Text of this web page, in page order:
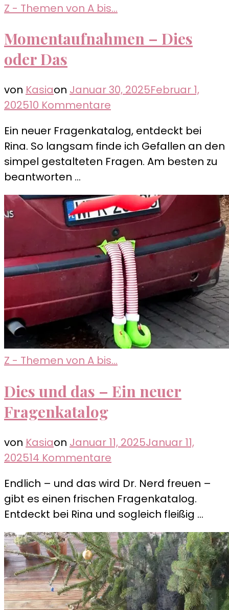
Z - Themen von A bis...
Momentaufnahmen – Dies
oder Das
von Kasiaon Januar 30, 2025Februar 1,
202510 Kommentare
–
Dies
oder
Ein neuer Fragenkatalog, entdeckt bei
Rina. So langsam finde ich Gefallen an den
simpel gestalteten Fragen. Am besten zu
beantworten …
Z - Themen von A bis...
Dies und das – Ein neuer
Fragenkatalog
von Kasiaon Januar 11, 2025Januar 11,
202514 Kommentare
und
das
–
Ein
neuer
Fragenkatalog
Endlich – und das wird Dr. Nerd freuen –
gibt es einen frischen Fragenkatalog.
Entdeckt bei Rina und sogleich fleißig …